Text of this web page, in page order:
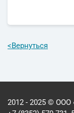
<Вернуться
2012 - 2025 © ООО